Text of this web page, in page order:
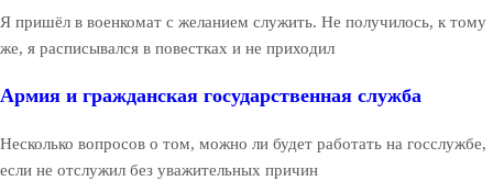
Я пришёл в военкомат с желанием служить. Не получилось, к тому
же, я расписывался в повестках и не приходил
Армия и гражданская государственная служба
Несколько вопросов о том, можно ли будет работать на госслужбе,
если не отслужил без уважительных причин